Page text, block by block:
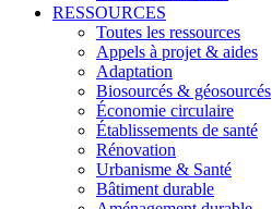
RESSOURCES
Toutes les ressources
Appels à projet & aides
Adaptation
Biosourcés & géosourcés
Économie circulaire
Établissements de santé
Rénovation
Urbanisme & Santé
Bâtiment durable